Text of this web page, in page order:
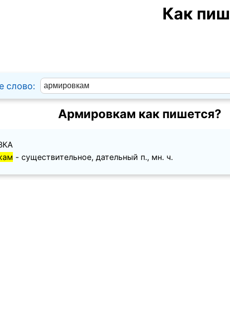
Как
слово:
Армировкам как пишется?
- существительное, дательный п., мн. ч.